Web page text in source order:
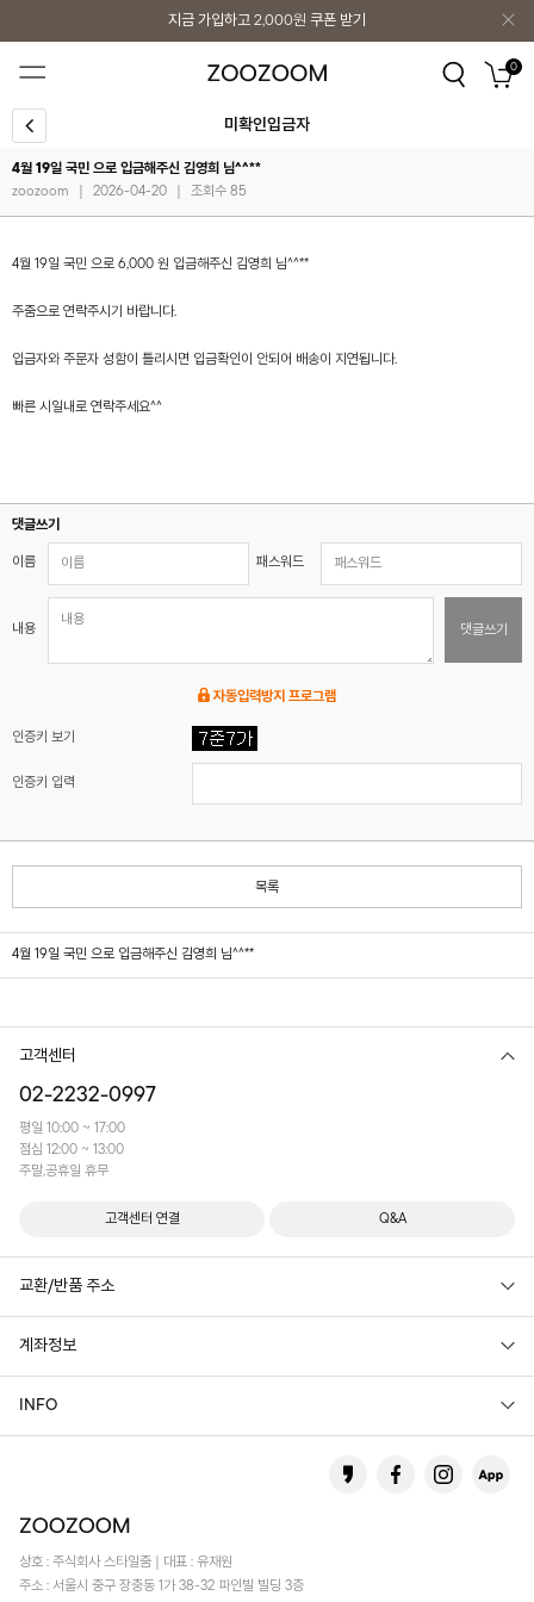
지금 가입하고 2,000원 쿠폰 받기
지금 가입하고 2,000원 쿠폰 받기 0
미확인입금자
4월 19일 국민 으로 입금해주신 김영희 님^^**
zoozoom
2026-04-20 조회수 85
4월 19일 국민 으로 6,000 원 입금해주신 김영희 님^^**
주줌으로 연락주시기 바랍니다.
입금자와 주문자 성함이 틀리시면 입금확인이 안되어 배송이 지연됩니다.
빠른 시일내로 연락주세요^^
댓글쓰기
이름 패스워드
내용 댓글쓰기
자동입력방지 프로그램
인증키 보기
인증키 입력
목록
4월 19일 국민 으로 입금해주신 김영희 님^^**
고객센터
02-2232-0997
평일 10:00 ~ 17:00
점심 12:00 ~ 13:00
주말,공휴일 휴무
고객센터 연결 Q&A
교환/반품 주소
계좌정보
INFO
상호 : 주식회사 스타일줌 | 대표 : 유재원
주소 : 서울시 중구 장충동 1가 38-32 파인빌 빌딩 3층